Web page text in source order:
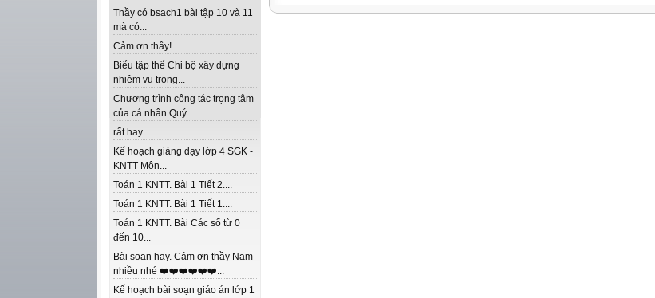
Thầy có bsach1 bài tập 10 và 11
mà có...
Cảm ơn thầy!...
Biểu tập thể Chi bộ xây dựng
nhiệm vụ trọng...
Chương trình công tác trọng tâm
của cá nhân Quý...
rất hay...
Kế hoạch giảng dạy lớp 4 SGK -
KNTT Môn...
Toán 1 KNTT. Bài 1 Tiết 2....
Toán 1 KNTT. Bài 1 Tiết 1....
Toán 1 KNTT. Bài Các số từ 0
đến 10...
Bài soạn hay. Cảm ơn thầy Nam
nhiều nhé ❤️❤️❤️❤️❤️❤️...
Kế hoạch bài soạn giáo án lớp 1